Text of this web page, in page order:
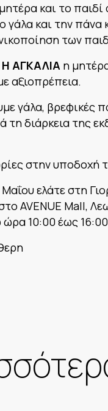
και το
γάλα και την πάνα
των
Η ΑΓΚΑΛΙΑ η
αξιοπρέπεια.
γάλα, βρεφικές
τη διάρκεια της
στην υποδοχή
ελάτε στη
AVENUE Mall,
10:00 έως